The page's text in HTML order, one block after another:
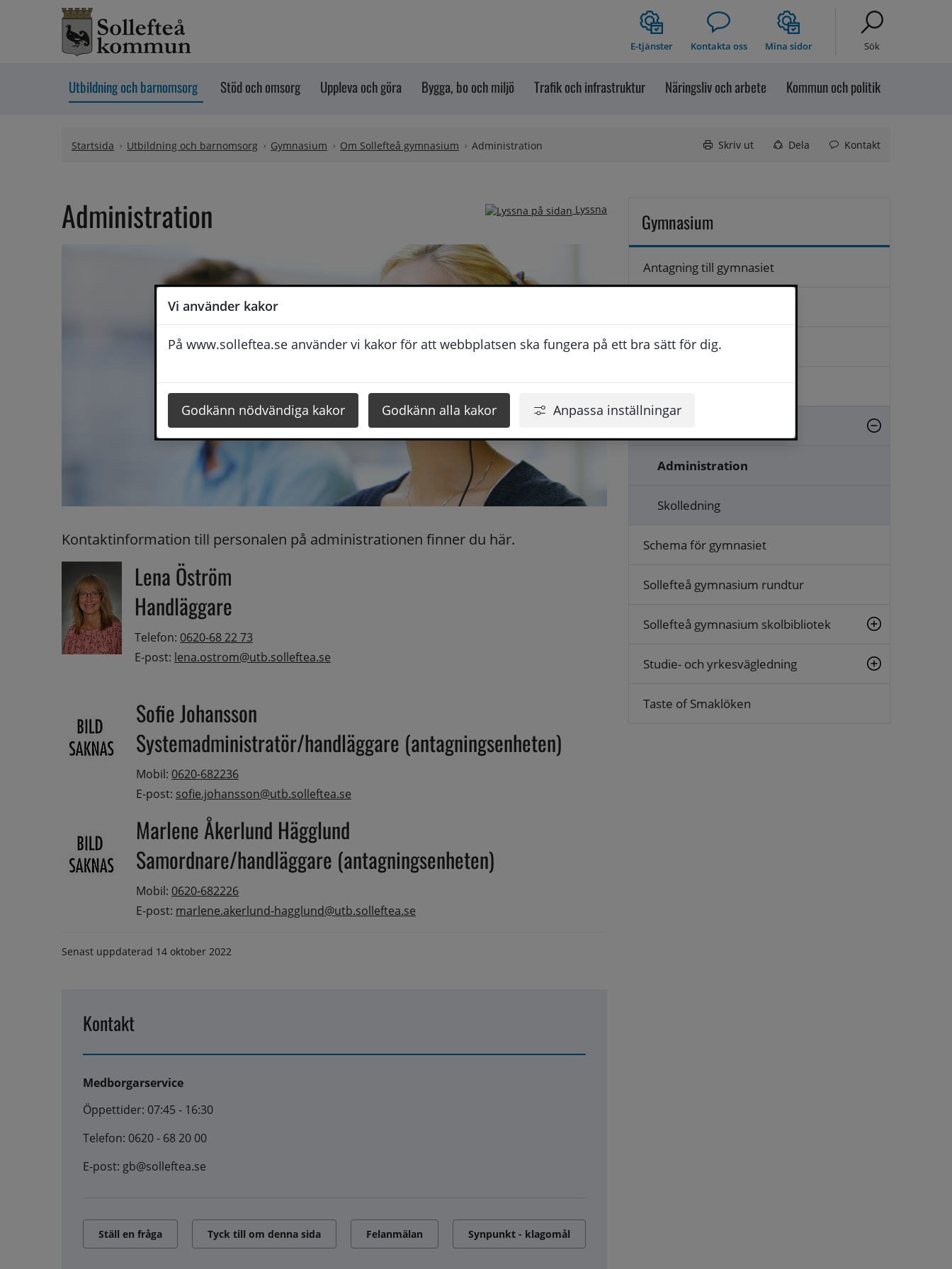
Vi använder kakor
På www.solleftea.se använder vi kakor för att webbplatsen ska fungera på ett bra sätt för dig.
Godkänn nödvändiga kakor Godkänn alla kakor Anpassa inställningar
Hoppa till innehåll
E-tjänster Kontakta oss Mina sidor Sök
Utbildning och barnomsorg Stöd och omsorg Uppleva och göra Bygga, bo och miljö Trafik och infrastruktur Näringsliv och arbete Kommun och politik
Startsida Utbildning och barnomsorg Gymnasium Om Sollefteå gymnasium Administration Skriv ut Dela Kontakt
Lyssna
Administration
Kontaktinformation till personalen på administrationen finner du här.
Lena Öström
Handläggare
Telefon: 0620-68 22 73
E-post: lena.ostrom@utb.solleftea.se
Sofie Johansson
Systemadministratör/handläggare (antagningsenheten)
Mobil: 0620-682236
E-post: sofie.johansson@utb.solleftea.se
Marlene Åkerlund Hägglund
Samordnare/handläggare (antagningsenheten)
Mobil: 0620-682226
E-post: marlene.akerlund-hagglund@utb.solleftea.se
Senast uppdaterad 14 oktober 2022
Kontakt
Medborgarservice
Öppettider: 07:45 - 16:30
Telefon: 0620 - 68 20 00
E-post: gb@solleftea.se
Ställ en fråga Tyck till om denna sida Felanmälan Synpunkt - klagomål
Gymnasium
Antagning till gymnasiet
Försäkringar
KAA
Administration
Skolledning
Schema för gymnasiet
Sollefteå gymnasium rundtur
Sollefteå gymnasium skolbibliotek
Studie- och yrkesvägledning
Taste of Smaklöken